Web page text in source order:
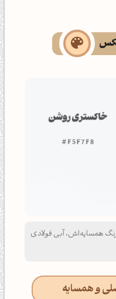
عکس
همسایه‌اش، آبی فولادی
و همسایه